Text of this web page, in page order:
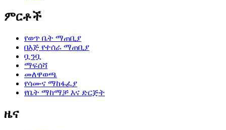
ምርቶች
የወጥ ቤት ማጠቢያ
በእጅ የተሰራ ማጠቢያ
ቧንቧ
ማፍሰሻ
መለዋወጫ
የሳሙና ማከፋፈያ
የቤት ማከማቻ እና ድርጅት
ዜና